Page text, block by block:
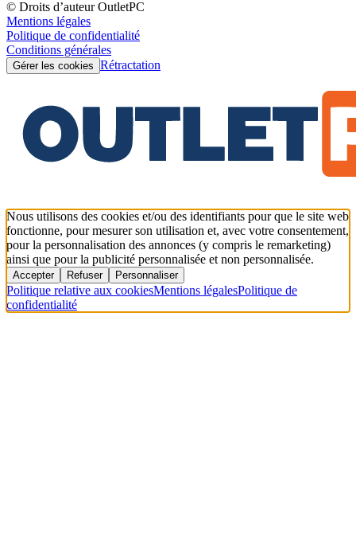
© Droits d’auteur OutletPC
Mentions légales
Politique de confidentialité
Conditions générales
Gérer les cookies Rétractation
Nous utilisons des cookies et/ou des identifiants pour que le site web
fonctionne, pour mesurer son utilisation et, avec votre consentement,
pour la personnalisation des annonces (y compris le remarketing)
ainsi que pour la publicité personnalisée et non personnalisée.
Accepter Refuser Personnaliser
Politique relative aux cookiesMentions légalesPolitique de
confidentialité